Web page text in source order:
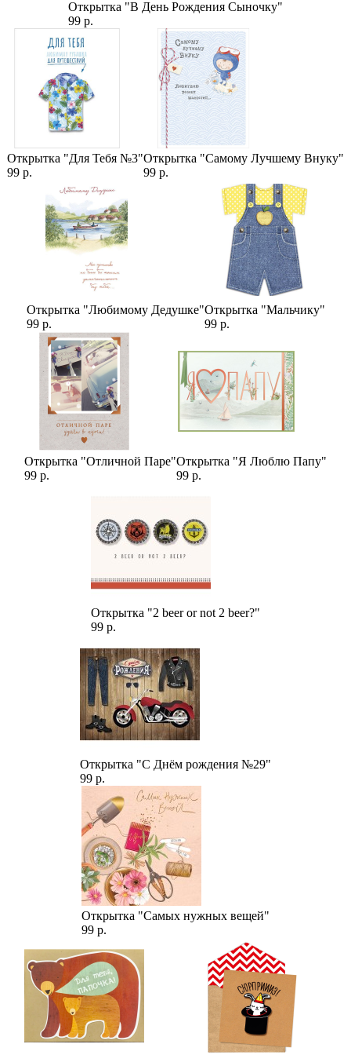
Ветка Пихты А1
Хлопок Белый сухоцвет (1 цветок)
Шишка глиттер микс 2 см. (1 штука)
Шишка сосновая сухоцвет (1 штука)
Сборка в дизайнерскую упаковку (26-55)
Цитрус долька сухоцвет (1 штука)
Фрукты Mix (1 шт.)
Работы по украшению (11-25)
Категории:
Цветы на Новый Год ,Цены,Букеты ,Новогодние букеты
Открытка "В День Рождения Сыночку"
99 р.
Открытка "Для Тебя №3"
99 р.
Открытка "Самому Лучшему Внуку"
99 р.
Открытка "Любимому Дедушке"
99 р.
Открытка "Мальчику"
99 р.
Открытка "Отличной Паре"
99 р.
Открытка "Я Люблю Папу"
99 р.
Открытка "2 beer or not 2 beer?"
99 р.
Открытка "С Днём рождения №29"
99 р.
Открытка "Самых нужных вещей"
99 р.